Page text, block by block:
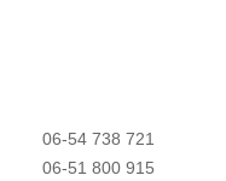
06-54 738 721
06-51 800 915